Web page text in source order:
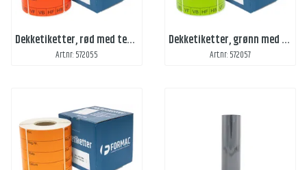
Dekketiketter, rød med tekst
Art.nr: 572055
Dekketiketter, grønn med tekst
Art.nr: 572057